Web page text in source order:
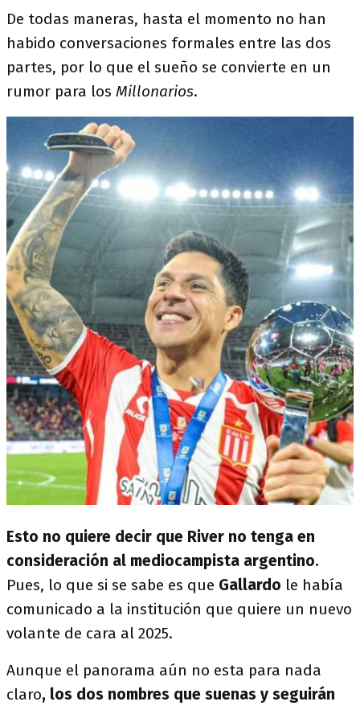
De todas maneras, hasta el momento no han
habido conversaciones formales entre las dos
partes, por lo que el sueño se convierte en un
rumor para los Millonarios.
Esto no quiere decir que River no tenga en
consideración al mediocampista argentino.
Pues, lo que si se sabe es que Gallardo le había
comunicado a la institución que quiere un nuevo
volante de cara al 2025.
Aunque el panorama aún no esta para nada
claro, los dos nombres que suenas y seguirán